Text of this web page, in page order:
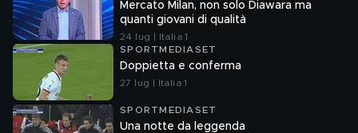
Mercato Milan, non solo Diawara ma
quanti giovani di qualità
24 lug | Italia 1
SPORTMEDIASET
Doppietta e conferma
27 lug | Italia 1
SPORTMEDIASET
Una notte da leggenda